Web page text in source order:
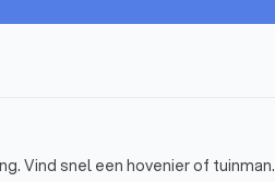
✓tuinaanleg ✓boomverzorging. Vind snel een hovenier of tuinman.